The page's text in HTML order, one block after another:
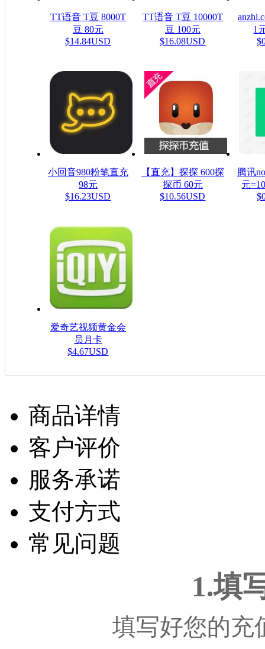
TT语音 T豆 8000T
豆 80元
$14.84USD
TT语音 T豆 10000T
豆 100元
$16.08USD
1
小回音980粉笔直充
98元
$16.23USD
【直充】探探 600探
探币 60元
$10.56USD
腾讯
元
爱奇艺视频黄金会
员月卡
$4.67USD
商品详情
客户评价
服务承诺
支付方式
常见问题
1.填
填写好您的充